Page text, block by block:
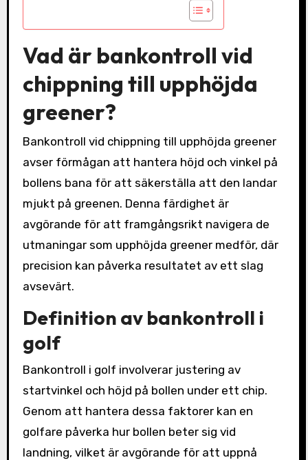
Vad är bankontroll vid
chippning till upphöjda
greener?
Bankontroll vid chippning till upphöjda greener
avser förmågan att hantera höjd och vinkel på
bollens bana för att säkerställa att den landar
mjukt på greenen. Denna färdighet är
avgörande för att framgångsrikt navigera de
utmaningar som upphöjda greener medför, där
precision kan påverka resultatet av ett slag
avsevärt.
Definition av bankontroll i
golf
Bankontroll i golf involverar justering av
startvinkel och höjd på bollen under ett chip.
Genom att hantera dessa faktorer kan en
golfare påverka hur bollen beter sig vid
landning, vilket är avgörande för att uppnå